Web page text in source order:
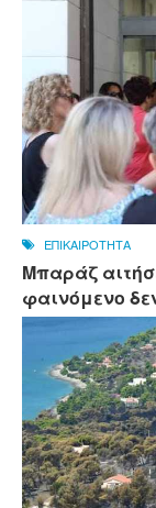
ΕΠΙΚΑΙΡΟΤΗΤΑ
Μπαράζ
φαινόμενο